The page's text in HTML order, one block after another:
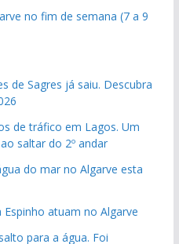
no fim de semana (7 a 9
de Sagres já saiu. Descubra
de tráfico em Lagos. Um
saltar do 2º andar
do mar no Algarve esta
atuam no Algarve
para a água. Foi